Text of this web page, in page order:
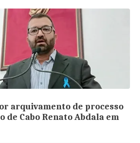
arquivamento de processo
de Cabo Renato Abdala em